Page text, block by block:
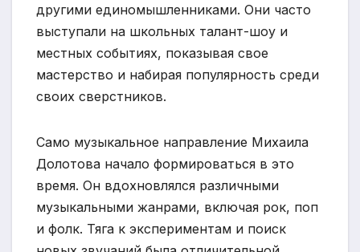
другими единомышленниками. Они часто
выступали на школьных талант-шоу и
местных событиях, показывая свое
мастерство и набирая популярность среди
своих сверстников.
Само музыкальное направление Михаила
Долотова начало формироваться в это
время. Он вдохновлялся различными
музыкальными жанрами, включая рок, поп
и фолк. Тяга к экспериментам и поиск